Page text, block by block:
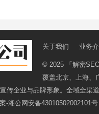
关于我们 业务
© 2025 「解密
覆盖北京、上海、
传企业与品牌形象。全域全渠
-湘公网安备43010502002101号